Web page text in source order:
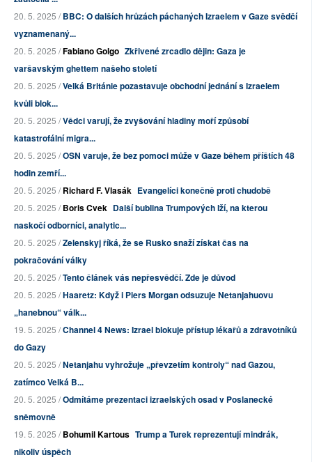
20. 5. 2025 /BBC: O dalších hrůzách páchaných Izraelem v Gaze svědčí
vyznamenaný...
20. 5. 2025 /Fabiano Golgo Zkřivené zrcadlo dějin: Gaza je
varšavským ghettem našeho století
20. 5. 2025 /Velká Británie pozastavuje obchodní jednání s Izraelem
kvůli blok...
20. 5. 2025 /Vědci varují, že zvyšování hladiny moří způsobí
katastrofální migra...
20. 5. 2025 /OSN varuje, že bez pomoci může v Gaze během příštích 48
hodin zemří...
20. 5. 2025 /Richard F. Vlasák Evangelíci konečně proti chudobě
20. 5. 2025 /Boris Cvek Další bublina Trumpových lží, na kterou
naskočí odborníci, analytic...
20. 5. 2025 /Zelenskyj říká, že se Rusko snaží získat čas na
pokračování války
20. 5. 2025 /Tento článek vás nepřesvědčí. Zde je důvod
20. 5. 2025 /Haaretz: Když i Piers Morgan odsuzuje Netanjahuovu
„hanebnou“ válk...
19. 5. 2025 /Channel 4 News: Izrael blokuje přístup lékařů a zdravotníků
do Gazy
20. 5. 2025 /Netanjahu vyhrožuje „převzetím kontroly“ nad Gazou,
zatímco Velká B...
20. 5. 2025 /Odmítáme prezentaci izraelských osad v Poslanecké
sněmovně
19. 5. 2025 /Bohumil Kartous Trump a Turek reprezentují mindrák,
nikoliv úspěch